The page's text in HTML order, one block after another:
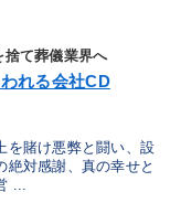
捨て葬儀業界へ
れる会社CD
を賭け悪弊と闘い、設
絶対感謝、真の幸せと
...